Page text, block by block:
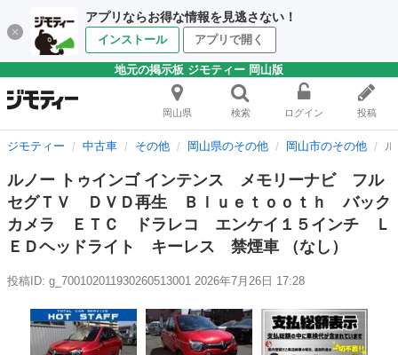
アプリならお得な情報を見逃さない！
インストール アプリで開く
地元の掲示板 ジモティー 岡山版
岡山県 検索 ログイン 投稿
ジモティー 中古車 その他 岡山県のその他 岡山市のその他
ルノー トゥインゴ インテンス メモリーナビ フル
セグＴＶ ＤＶＤ再生 Ｂｌｕｅｔｏｏｔｈ バック
カメラ ＥＴＣ ドラレコ エンケイ１５インチ Ｌ
ＥＤヘッドライト キーレス 禁煙車 （なし）
投稿ID: g_700102011930260513001 2026年7月26日 17:28